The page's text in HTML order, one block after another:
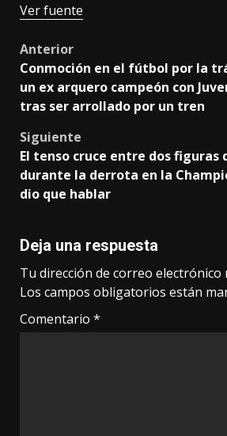
Ver fuente
Post
navigation
Anterior
Conmoción en el fútbol por la
un ex arquero campeón con
tras ser arrollado por un tren
Siguiente
El tenso cruce entre dos figuras
durante la derrota en la
dio que hablar
Deja una respuesta
Tu dirección de correo electrónico
Los campos obligatorios están
Comentario *